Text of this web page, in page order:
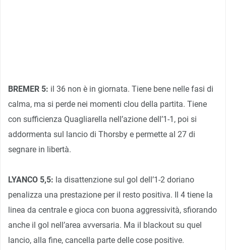
BREMER 5: il 36 non è in giornata. Tiene bene nelle fasi di
calma, ma si perde nei momenti clou della partita. Tiene
con sufficienza Quagliarella nell’azione dell’1-1, poi si
addormenta sul lancio di Thorsby e permette al 27 di
segnare in libertà.
LYANCO 5,5: la disattenzione sul gol dell’1-2 doriano
penalizza una prestazione per il resto positiva. Il 4 tiene la
linea da centrale e gioca con buona aggressività, sfiorando
anche il gol nell’area avversaria. Ma il blackout su quel
lancio, alla fine, cancella parte delle cose positive.